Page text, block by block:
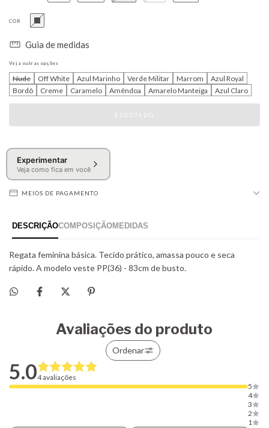
COR
Guia de medidas
Veja outras opções
Nude Off White Azul Marinho Verde Militar Marrom
Azul Royal
Bordô
Creme Caramelo Amêndoa Amarelo Manteiga Azul Claro
Experimentar
Veja como fica em você
MEIOS DE PAGAMENTO
Avaliações do produto
Ordenar
5.04 avaliações
5
4
3
2
1